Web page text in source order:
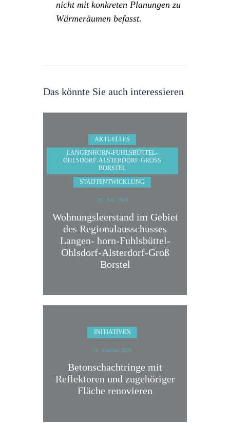
nicht mit konkreten Planungen zu
Wärmeräumen befasst.
Das könnte Sie auch interessieren
AKTUELLES
LANGENHORN-FUHLSBÜTTEL-
OHLSDORF-ALSTERDORF-GROSS B
ORSTEL
STADTENTWICKLUNG
24. Juni 2020
Wohnungsleerstand im Gebiet
des Regionalausschusses
Langen- horn-Fuhlsbüttel-
Ohlsdorf-Alsterdorf-Groß
Borstel
INITIATIVEN
14. Februar 2025
Betonschachtringe mit
Reflektoren und zugehöriger
Fläche renovieren